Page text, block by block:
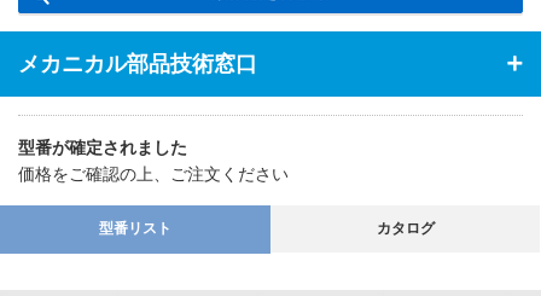
メカニカル部品技術窓口
型番が確定されました
価格をご確認の上、ご注文ください
型番リスト カタログ